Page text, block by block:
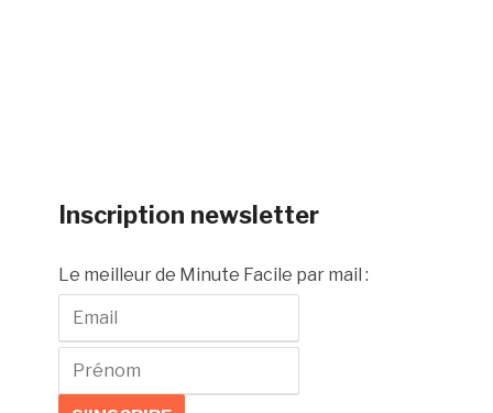
Inscription newsletter
Le meilleur de Minute Facile par mail :